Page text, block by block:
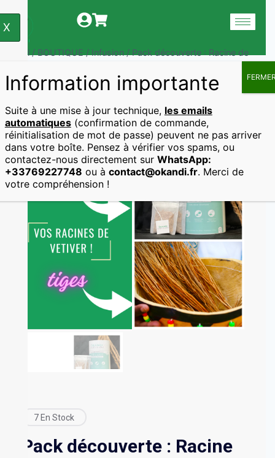
X
Accueil / BOUTIQUE / Infusion / Pack découverte : Racine de
Accueil
Infusion
Pack Découverte : Racine De Vétiver / Khamaré
7 En Stock
Pack découverte : Racine
Information importante
Suite à une mise à jour technique, les emails
automatiques(confirmation de commande,
réinitialisation de mot de passe) peuvent ne pas arriver
dans votre boîte. Pensez à vérifier vos spams, ou
contactez-nous directement sur WhatsApp:
+33769227748 ou à contact@okandi.fr. Merci de
votre compréhension !